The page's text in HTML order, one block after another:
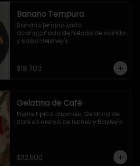
Banano Tempura
Banano tempurizado
acompañado de helado de vainilla
y salsa Hershey's.
$18.700
Gelatina de Café
Postre típico Japonés. Gelatina de
café en crema de leches y Bayley's
$22.500